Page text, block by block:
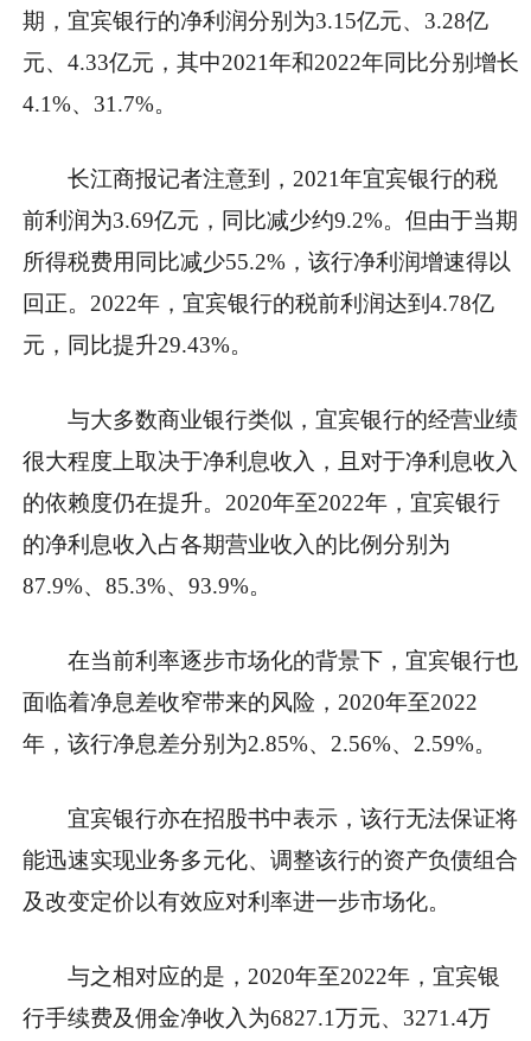
期，宜宾银行的净利润分别为3.15亿元、3.28亿
元、4.33亿元，其中2021年和2022年同比分别增长
4.1%、31.7%。
长江商报记者注意到，2021年宜宾银行的税
前利润为3.69亿元，同比减少约9.2%。但由于当期
所得税费用同比减少55.2%，该行净利润增速得以
回正。2022年，宜宾银行的税前利润达到4.78亿
元，同比提升29.43%。
与大多数商业银行类似，宜宾银行的经营业绩
很大程度上取决于净利息收入，且对于净利息收入
的依赖度仍在提升。2020年至2022年，宜宾银行
的净利息收入占各期营业收入的比例分别为
87.9%、85.3%、93.9%。
在当前利率逐步市场化的背景下，宜宾银行也
面临着净息差收窄带来的风险，2020年至2022
年，该行净息差分别为2.85%、2.56%、2.59%。
宜宾银行亦在招股书中表示，该行无法保证将
能迅速实现业务多元化、调整该行的资产负债组合
及改变定价以有效应对利率进一步市场化。
与之相对应的是，2020年至2022年，宜宾银
行手续费及佣金净收入为6827.1万元、3271.4万